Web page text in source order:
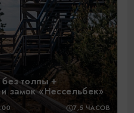
толпы +
замок «Нессельбек»
7,5 ЧАСОВ